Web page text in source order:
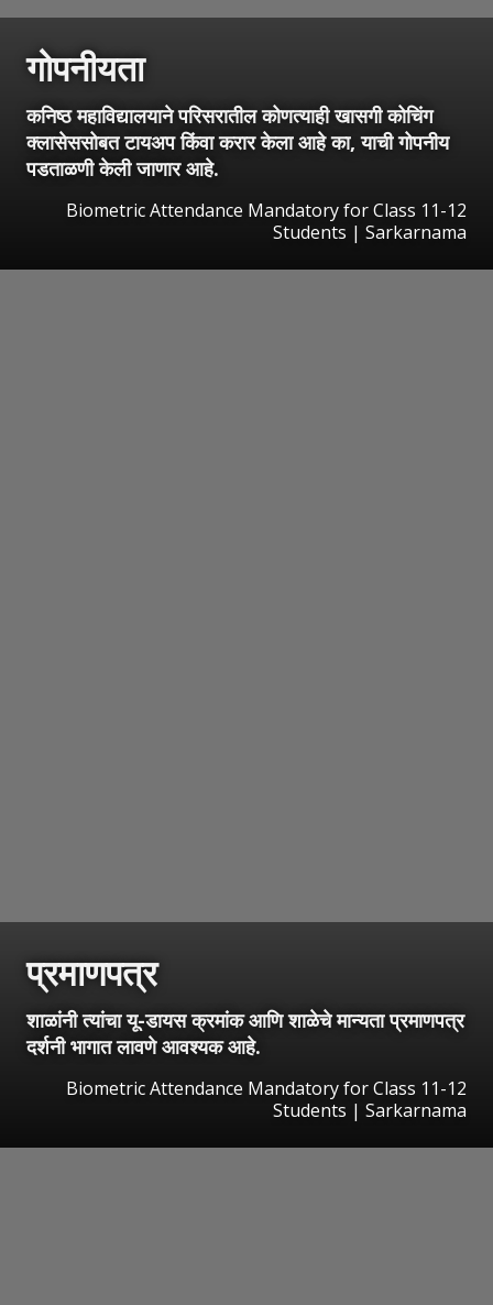
गोपनीयता
कनिष्ठ महाविद्यालयाने परिसरातील कोणत्याही खासगी कोचिंग
क्लासेससोबत टायअप किंवा करार केला आहे का, याची गोपनीय
पडताळणी केली जाणार आहे.
Biometric Attendance Mandatory for Class 11-12
Students | Sarkarnama
प्रमाणपत्र
शाळांनी त्यांचा यू-डायस क्रमांक आणि शाळेचे मान्यता प्रमाणपत्र
दर्शनी भागात लावणे आवश्यक आहे.
Biometric Attendance Mandatory for Class 11-12
Students | Sarkarnama